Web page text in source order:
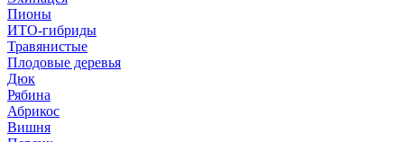
Пионы
ИТО-гибриды
Травянистые
Плодовые деревья
Дюк
Рябина
Абрикос
Вишня